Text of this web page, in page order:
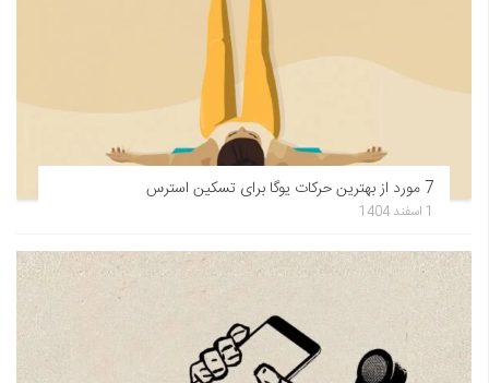
7 مورد از بهترین حرکات یوگا برای تسکین استرس
1 اسفند 1404